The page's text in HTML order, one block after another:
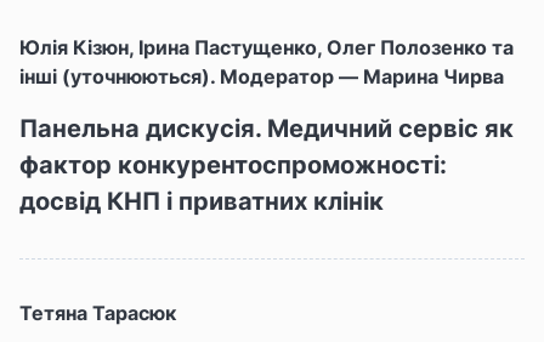
Юлія Кізюн, Ірина Пастущенко, Олег Полозенко та
інші (уточнюються). Модератор — Марина Чирва
Панельна дискусія. Медичний сервіс як
фактор конкурентоспроможності:
досвід КНП і приватних клінік
Тетяна Тарасюк